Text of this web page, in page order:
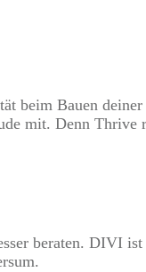
Bauen
mit. Denn
beraten. DIVI